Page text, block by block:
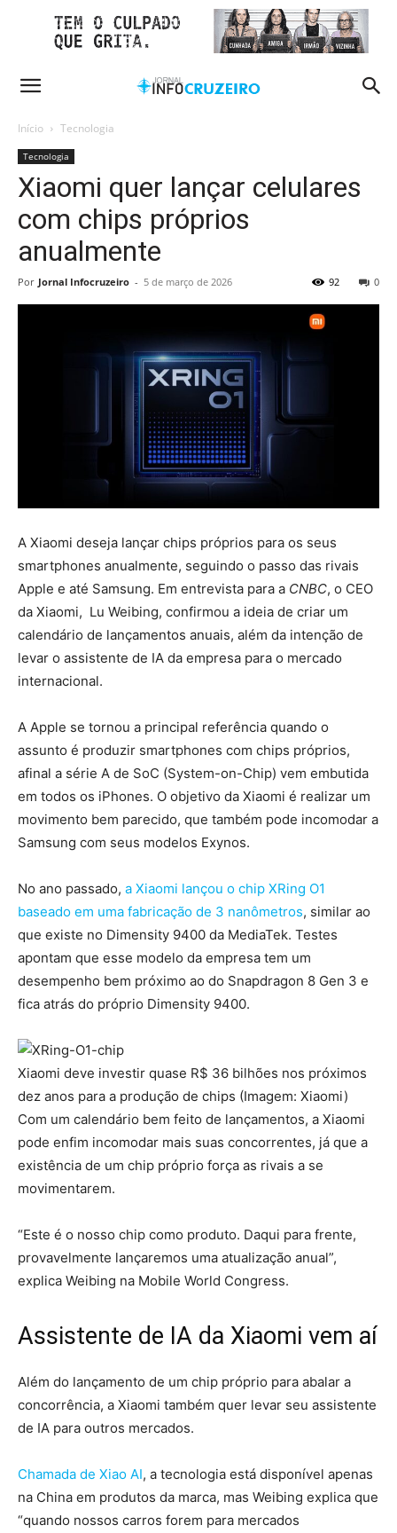
Início Tecnologia
Tecnologia
Xiaomi quer lançar celulares
com chips próprios
anualmente
Por Jornal Infocruzeiro - 5 de março de 2026 0
92
A Xiaomi deseja lançar chips próprios para os seus
smartphones anualmente, seguindo o passo das rivais
Apple e até Samsung. Em entrevista para a CNBC, o CEO
da Xiaomi, Lu Weibing, confirmou a ideia de criar um
calendário de lançamentos anuais, além da intenção de
levar o assistente de IA da empresa para o mercado
internacional.
A Apple se tornou a principal referência quando o
assunto é produzir smartphones com chips próprios,
afinal a série A de SoC (System-on-Chip) vem embutida
em todos os iPhones. O objetivo da Xiaomi é realizar um
movimento bem parecido, que também pode incomodar a
Samsung com seus modelos Exynos.
No ano passado, a Xiaomi lançou o chip XRing O1
baseado em uma fabricação de 3 nanômetros, similar ao
que existe no Dimensity 9400 da MediaTek. Testes
apontam que esse modelo da empresa tem um
desempenho bem próximo ao do Snapdragon 8 Gen 3 e
fica atrás do próprio Dimensity 9400.
Xiaomi deve investir quase R$ 36 bilhões nos próximos
dez anos para a produção de chips (Imagem: Xiaomi)
Com um calendário bem feito de lançamentos, a Xiaomi
pode enfim incomodar mais suas concorrentes, já que a
existência de um chip próprio força as rivais a se
movimentarem.
“Este é o nosso chip como produto. Daqui para frente,
provavelmente lançaremos uma atualização anual”,
explica Weibing na Mobile World Congress.
Assistente de IA da Xiaomi vem aí
Além do lançamento de um chip próprio para abalar a
concorrência, a Xiaomi também quer levar seu assistente
de IA para outros mercados.
Chamada de Xiao AI, a tecnologia está disponível apenas
na China em produtos da marca, mas Weibing explica que
“quando nossos carros forem para mercados